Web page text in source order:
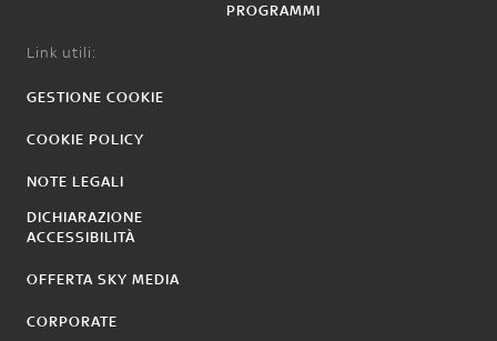
PROGRAMMI
Link utili:
GESTIONE COOKIE
COOKIE POLICY
NOTE LEGALI
DICHIARAZIONE
ACCESSIBILITÀ
OFFERTA SKY MEDIA
CORPORATE